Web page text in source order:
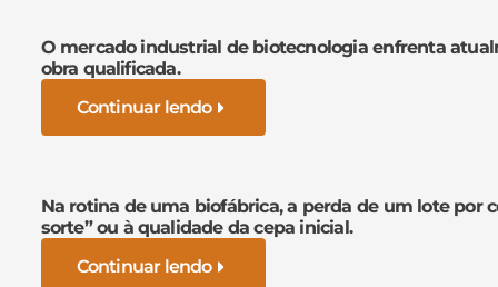
O mercado industrial de biotecnologia enfrenta
obra qualificada.
Continuar lendo
Na rotina de uma biofábrica, a perda de um lote por
sorte” ou à qualidade da cepa inicial.
Continuar lendo